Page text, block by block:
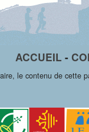
ACCUEIL -
le contenu de cette